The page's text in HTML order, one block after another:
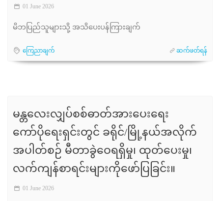
01 June 2026
မိဘပြည်သူများသို့ အသိပေးပန်ကြားချက်
ကြေညာချက် ဆက်ဖတ်ရန်
မန္တလေးလျှပ်စစ်ဓာတ်အားပေးရေး
ကော်ပိုရေးရှင်းတွင် ခရိုင်/မြို့နယ်အလိုက်
အပါတ်စဉ် မီတာခွဲဝေရရှိမှု၊ ထုတ်ပေးမှု၊
လက်ကျန်စာရင်းများကိုဖော်ပြခြင်း။
01 June 2026